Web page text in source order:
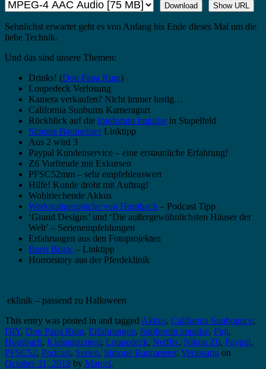
Download Show URL
Sehnlichst erwartet geht es von Anfang bis Ende dieses Mal um die
liebe Technik.
Und das sind unsere Themen:
Drinks! (Don Papa Rum)
Loupedeck Verlosung
Kamera verkaufen? Nicht immer lustig…
California Sunbums Kameragurt
Rückblick auf die fotoforum Impulse in Stapelfeld
Simone BaumeisterLinktipp
Aus 2 wird 3
Paypal Kundenservice – eine erstaunliche Erfahrung!
Z6 Vorfreude mit Exkursen
PFSC52mm – sehr empfehlenswert
Hilfe! Kunde droht mit Auftrag!
Wohlriechende Akkus
Werkstattgespräche von Hornbach – Podcast Tipp
‘Grand Designs’ und ‘Die außergewöhnlichsten Häuser der
Welt’ – Serienempfehlungen
Erfahrungen aus den Fotoprojekten
Boris Bozic – Linktipp
Horrorstory aus der Pferdeklinik
eklinik – passend zu Halloween
This entry was posted in and tagged Akkus, California Sunbounce,
DIY, Don Papa Rum, Erfahrungen, fotoforum impulse, Fuji,
Hornbach, Kleinanzeigen, Loupedeck, Netflix, Nikon Z6, Paypal,
PFSC52, Podcast, Serien, Simone Baumeister, Verlosung on
October 31, 2018 by Marcel.